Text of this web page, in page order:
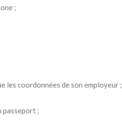
;
les coordonnées de son employeur ;
passeport ;